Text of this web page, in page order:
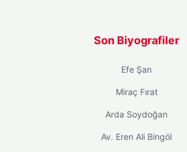
Son Biyografiler
Efe Şan
Miraç Fırat
Arda Soydoğan
Av. Eren Ali Bingöl